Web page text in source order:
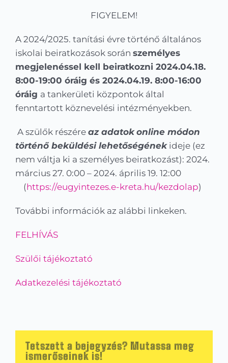
FIGYELEM!
A 2024/2025. tanítási évre történő általános
iskolai beiratkozások során személyes
megjelenéssel kell beiratkozni 2024.04.18.
8:00-19:00 óráig és 2024.04.19. 8:00-16:00
óráig a tankerületi központok által
fenntartott köznevelési intézményekben.
A szülők részére az adatok online módon
történő beküldési lehetőségénekideje (ez
nem váltja ki a személyes beiratkozást): 2024.
március 27. 0:00 – 2024. április 19. 12:00
(https://eugyintezes.e-kreta.hu/kezdolap)
További információk az alábbi linkeken.
FELHÍVÁS
Szülői tájékoztató
Adatkezelési tájékoztató
Tetszett a bejegyzés? Mutassa meg
ismerőseinek is!